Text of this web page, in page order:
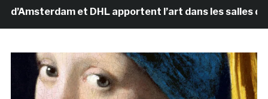
et DHL apportent l’art dans les salles de